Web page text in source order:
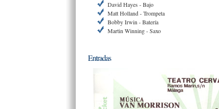
David Hayes - Bajo
Matt Holland - Trompeta
Bobby Irwin - Batería
Martin Winning - Saxo
Entradas